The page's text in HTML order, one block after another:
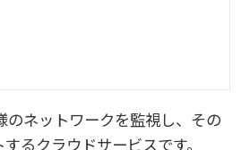
のネットワークを監視し、その
るクラウドサービスです。